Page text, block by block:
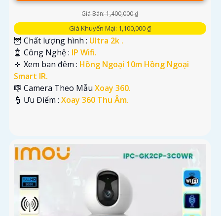
Giá Bán: 1,400,000 ₫
Giá Khuyến Mại: 1,100,000 ₫
🦉 Chất lượng hình : Ultra 2k .
🤖️ Công Nghệ : IP Wifi.
🔅 Xem ban đêm : Hồng Ngoại 10m Hồng Ngoại
Smart IR.
🎼️ Camera Theo Mẫu Xoay 360.
️👮 Ưu Điểm : Xoay 360 Thu Âm.